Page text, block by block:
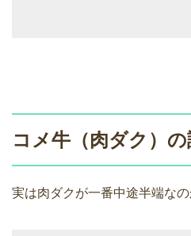
コメ牛（肉ダク）の
実は肉ダクが一番中途半端なの